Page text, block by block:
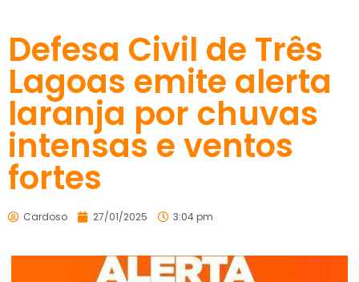
Defesa Civil de Três
Lagoas emite alerta
laranja por chuvas
intensas e ventos
fortes
Cardoso 27/01/2025 3:04 pm